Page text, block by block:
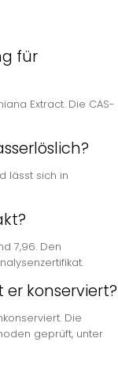
für
Extract. Die CAS-
lässt sich in
7,96. Den
er konserviert?
Die
geprüft, unter